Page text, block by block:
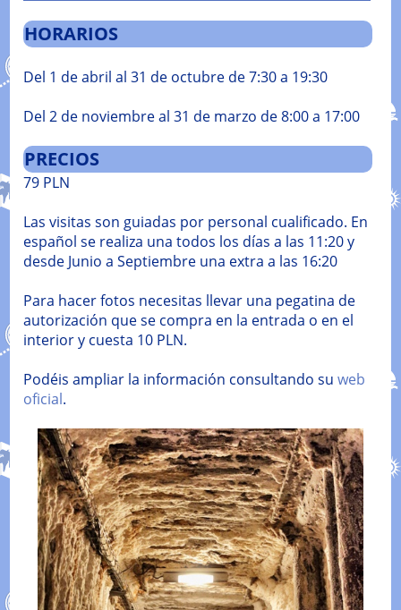
HORARIOS
Del 1 de abril al 31 de octubre de 7:30 a 19:30
Del 2 de noviembre al 31 de marzo de 8:00 a 17:00
PRECIOS
79 PLN
Las visitas son guiadas por personal cualificado. En
español se realiza una todos los días a las 11:20 y
desde Junio a Septiembre una extra a las 16:20
Para hacer fotos necesitas llevar una pegatina de
autorización que se compra en la entrada o en el
interior y cuesta 10 PLN.
Podéis ampliar la información consultando su web
oficial.